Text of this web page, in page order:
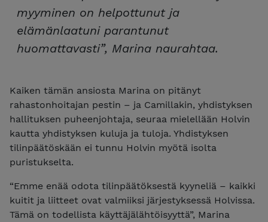
myyminen on helpottunut ja
elämänlaatuni parantunut
huomattavasti”, Marina naurahtaa.
Kaiken tämän ansiosta Marina on pitänyt
rahastonhoitajan pestin – ja Camillakin, yhdistyksen
hallituksen puheenjohtaja, seuraa mielellään Holvin
kautta yhdistyksen kuluja ja tuloja. Yhdistyksen
tilinpäätöskään ei tunnu Holvin myötä isolta
puristukselta.
“Emme enää odota tilinpäätöksestä kyyneliä – kaikki
kuitit ja liitteet ovat valmiiksi järjestyksessä Holvissa.
Tämä on todellista käyttäjälähtöisyyttä”, Marina